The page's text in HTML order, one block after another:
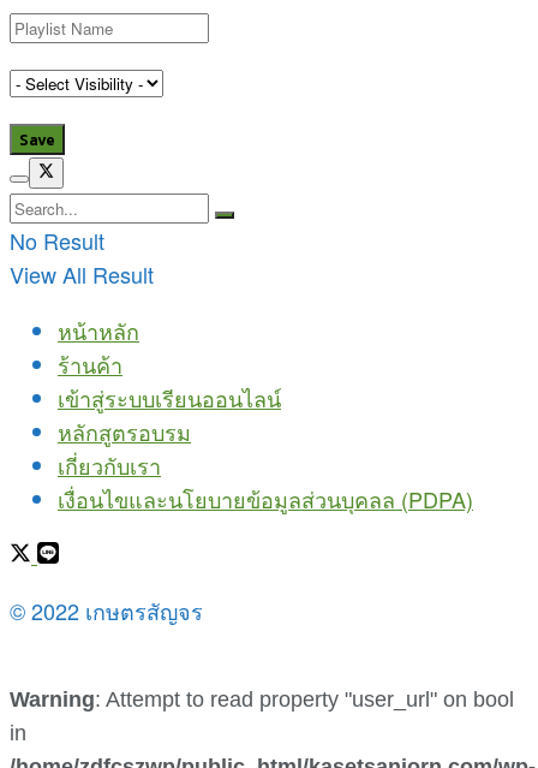
No Result
View All Result
หน้าหลัก
ร้านค้า
เข้าสู่ระบบเรียนออนไลน์
หลักสูตรอบรม
เกี่ยวกับเรา
เงื่อนไขและนโยบายข้อมูลส่วนบุคลล (PDPA)
© 2022 เกษตรสัญจร
Warning: Attempt to read property "user_url" on bool
in